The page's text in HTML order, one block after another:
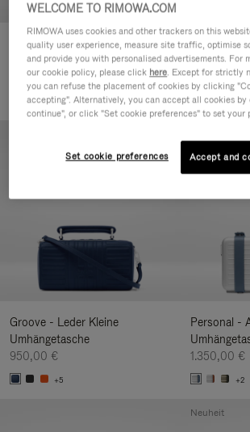
Groove - Leder Tasche mit
Reißverschluss
420,00 €
Groove -
420,00 €
Groove - Leder Kleine
Umhängetasche
950,00 €
+5
Personal -
1.350,00 €
+2
Neuheit
WELCOME TO RIMOWA.COM
RIMOWA uses cookies and other trackers on this
quality user experience, measure site traffic, optimise
and provide you with personalised advertisements. For
our cookie policy, please click here. Except for strictly
you can refuse the placement of cookies by clicking
accepting". Alternatively, you can accept all cookies
continue", or click "Set cookie preferences" to set your
Set cookie preferences Accept and